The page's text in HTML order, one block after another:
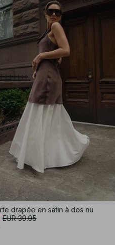
drapée en satin à dos nu
EUR 39.95